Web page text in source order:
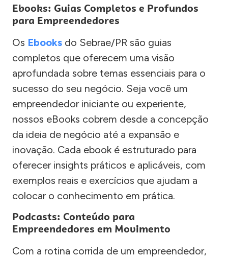
Ebooks: Guias Completos e Profundos
para Empreendedores
Os Ebooks do Sebrae/PR são guias
completos que oferecem uma visão
aprofundada sobre temas essenciais para o
sucesso do seu negócio. Seja você um
empreendedor iniciante ou experiente,
nossos eBooks cobrem desde a concepção
da ideia de negócio até a expansão e
inovação. Cada ebook é estruturado para
oferecer insights práticos e aplicáveis, com
exemplos reais e exercícios que ajudam a
colocar o conhecimento em prática.
Podcasts: Conteúdo para
Empreendedores em Movimento
Com a rotina corrida de um empreendedor,